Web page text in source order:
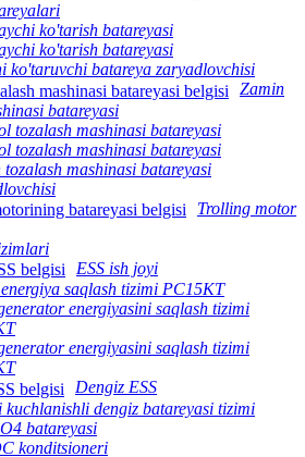
ko'tarish batareyasi
ko'tarish batareyasi
ko'taruvchi batareya zaryadlovchisi
Zamin
batareyasi
tozalash mashinasi batareyasi
tozalash mashinasi batareyasi
mashinasi batareyasi
Trolling motor
ESS ish joyi
saqlash tizimi PC15KT
energiyasini saqlash tizimi
energiyasini saqlash tizimi
Dengiz ESS
kuchlanishli dengiz batareyasi tizimi
batareyasi
konditsioneri